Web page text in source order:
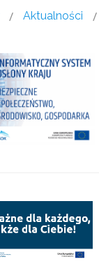
Aktualności